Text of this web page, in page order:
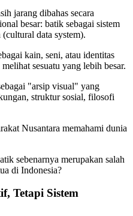
jarang dibahas secara
besar: batik sebagai sistem
data system).
kain, seni, atau identitas
sesuatu yang lebih besar.
"arsip visual" yang
struktur sosial, filosofi
Nusantara memahami dunia
sebenarnya merupakan salah
di Indonesia?
Tetapi Sistem